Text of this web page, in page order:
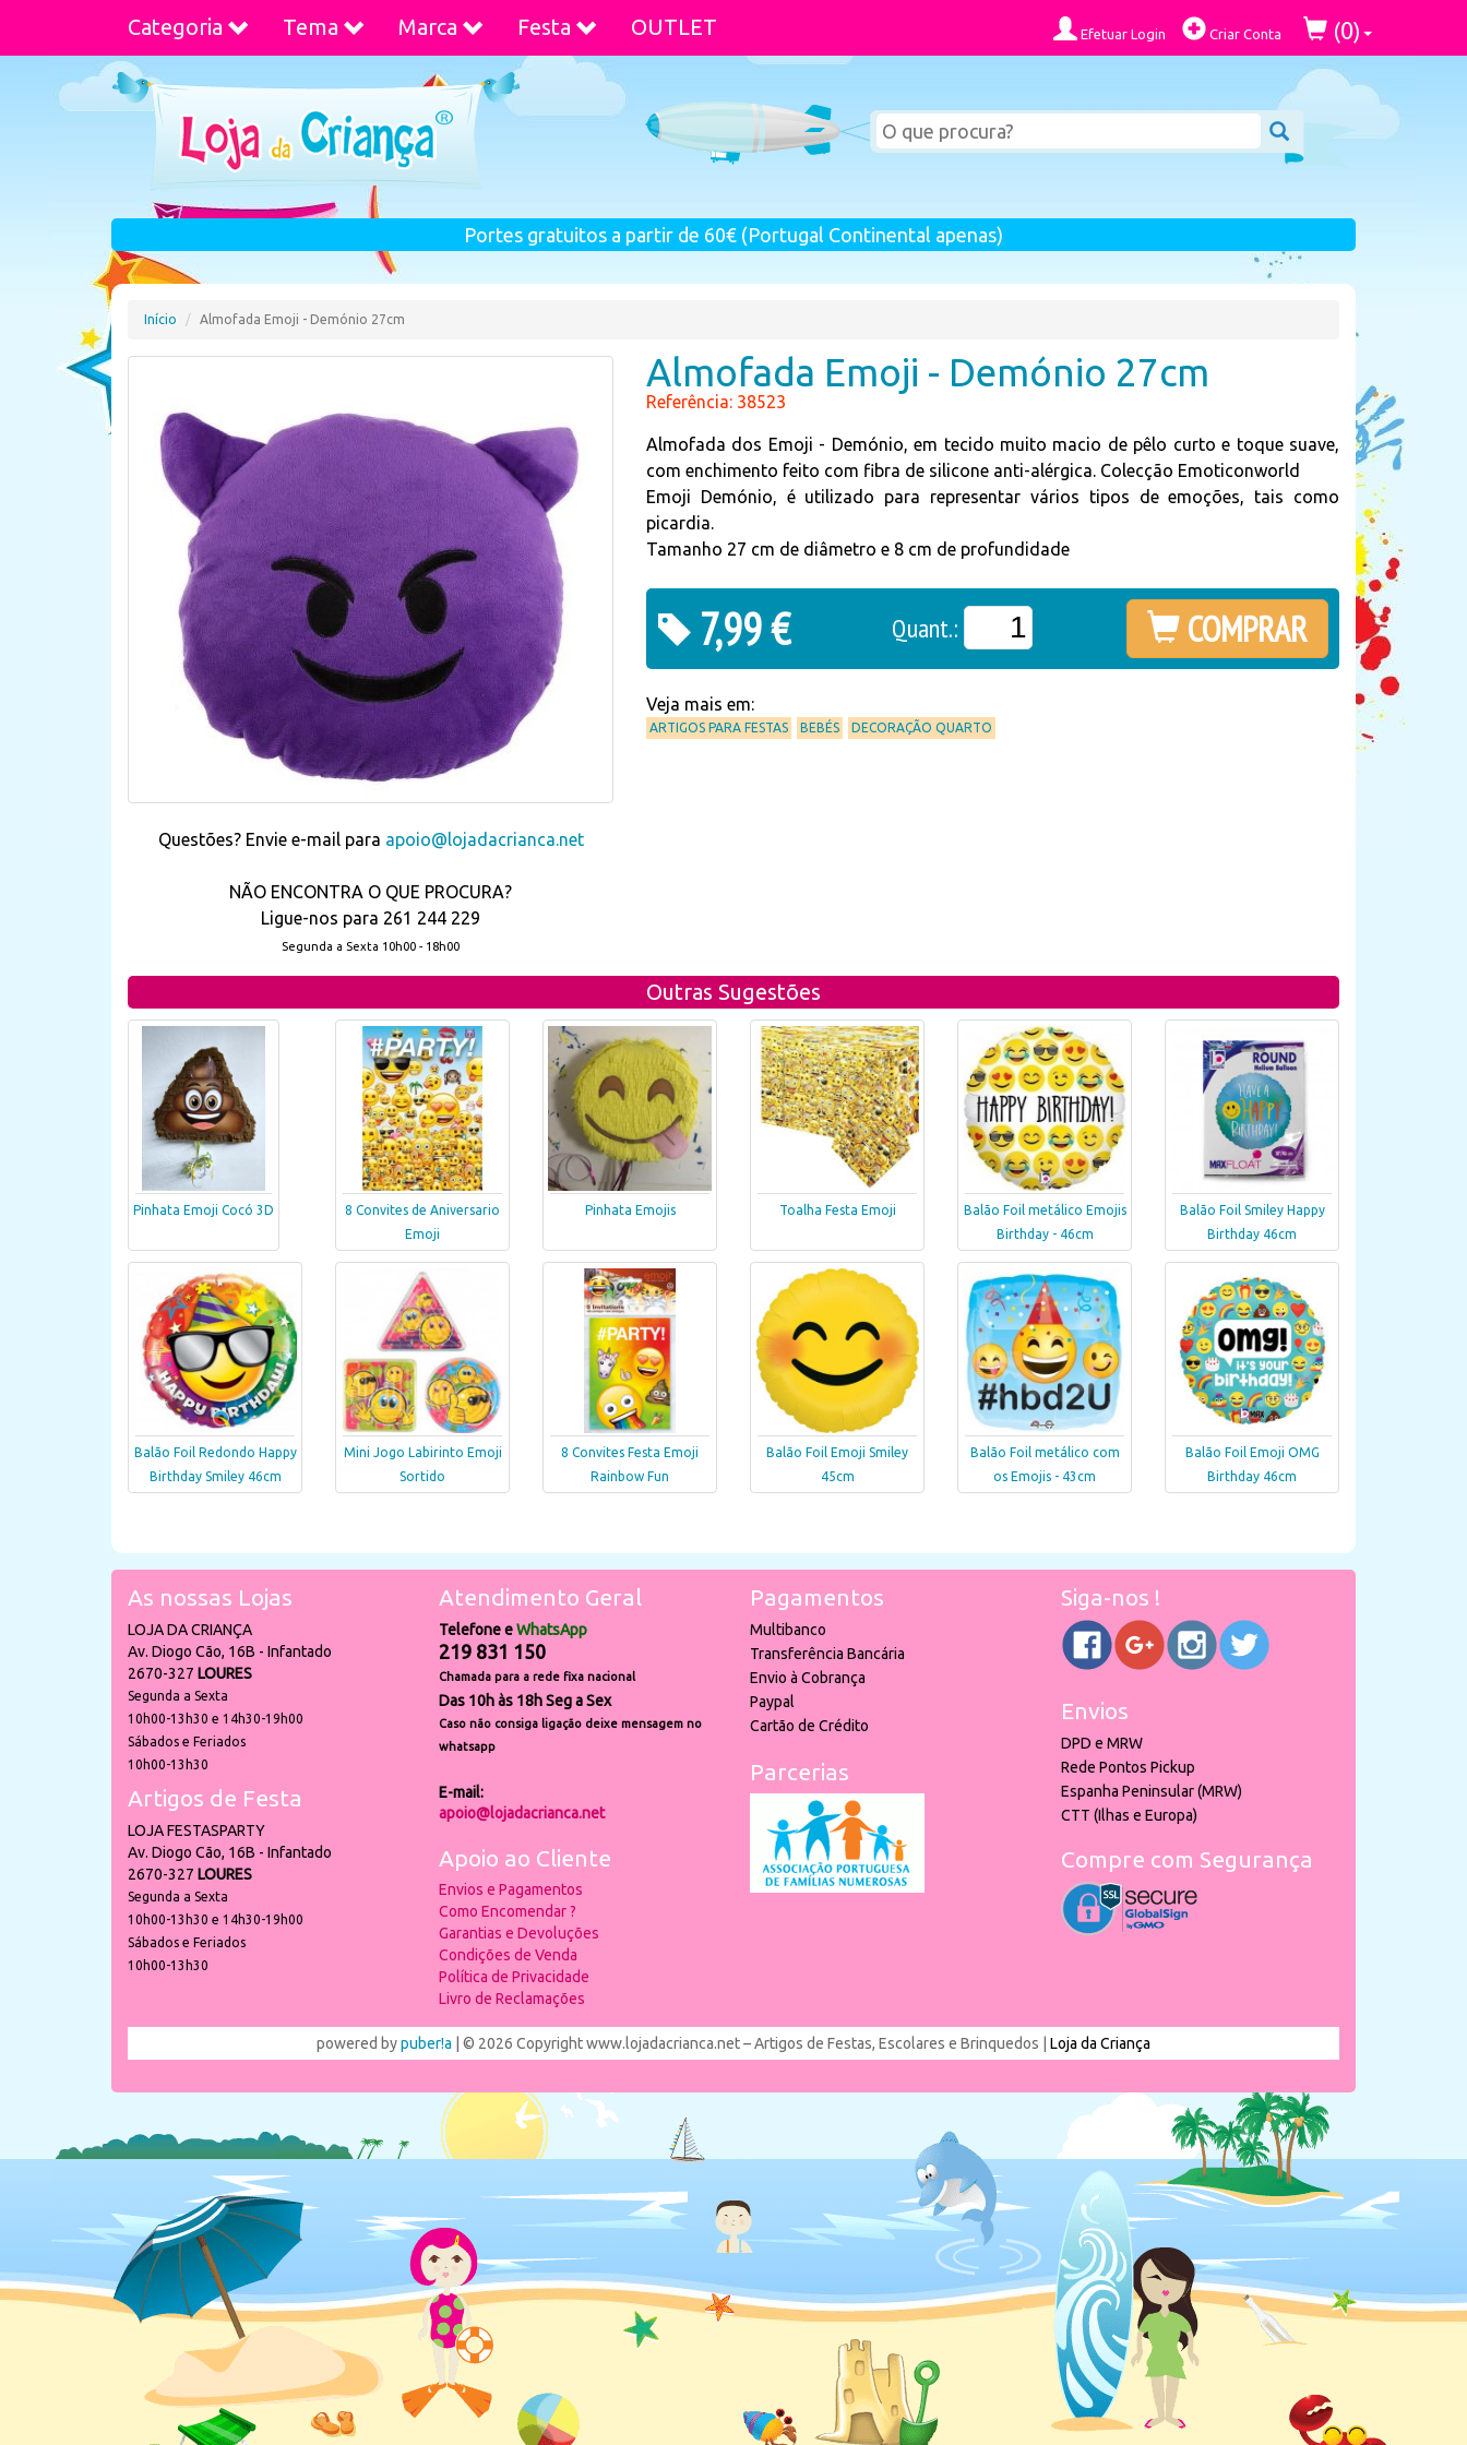
Categoria Tema Marca Festa OUTLET Efetuar Login Criar Conta (0)
Portes gratuitos a partir de 60€ (Portugal Continental apenas)
Início Almofada Emoji - Demónio 27cm
Questões? Envie e-mail para apoio@lojadacrianca.net
NÃO ENCONTRA O QUE PROCURA?
Ligue-nos para 261 244 229
Segunda a Sexta 10h00 - 18h00
Almofada Emoji - Demónio 27cm
Referência: 38523
Almofada dos Emoji - Demónio, em tecido muito macio de pêlo curto e toque suave,
com enchimento feito com fibra de silicone anti-alérgica. Colecção Emoticonworld
Emoji Demónio, é utilizado para representar vários tipos de emoções, tais como
picardia.
Tamanho 27 cm de diâmetro e 8 cm de profundidade
7,99 € Quant.: COMPRAR
Veja mais em:
ARTIGOS PARA FESTAS BEBÉS DECORAÇÃO QUARTO
Outras Sugestões
Pinhata Emoji Cocó 3D
8 Convites de Aniversario
Emoji
Pinhata Emojis Toalha Festa Emoji
Balão Foil metálico Emojis
Birthday - 46cm
Balão Foil Smiley Happy
Birthday 46cm
Balão Foil Redondo Happy
Birthday Smiley 46cm
Mini Jogo Labirinto Emoji
Sortido
8 Convites Festa Emoji
Rainbow Fun
Balão Foil Emoji Smiley
45cm
Balão Foil metálico com
os Emojis - 43cm
Balão Foil Emoji OMG
Birthday 46cm
As nossas Lojas
LOJA DA CRIANÇA
Av. Diogo Cão, 16B - Infantado
2670-327 LOURES
Segunda a Sexta
10h00-13h30 e 14h30-19h00
Sábados e Feriados
10h00-13h30
Artigos de Festa
LOJA FESTASPARTY
Av. Diogo Cão, 16B - Infantado
2670-327 LOURES
Segunda a Sexta
10h00-13h30 e 14h30-19h00
Sábados e Feriados
10h00-13h30
Atendimento Geral
Telefone eWhatsApp
219 831 150
Chamada para a rede fixa nacional
Das 10h às 18h Seg a Sex
Caso não consiga ligação deixe mensagem no
whatsapp
E-mail:
apoio@lojadacrianca.net
Apoio ao Cliente
Envios e Pagamentos
Como Encomendar ?
Garantias e Devoluções
Condições de Venda
Política de Privacidade
Livro de Reclamações
Pagamentos
Multibanco
Transferência Bancária
Envio à Cobrança
Paypal
Cartão de Crédito
Parcerias
Siga-nos !
Envios
DPD e MRW
Rede Pontos Pickup
Espanha Peninsular (MRW)
CTT (Ilhas e Europa)
Compre com Segurança
powered bypuber!a | © 2026 Copyright www.lojadacrianca.net – Artigos de Festas, Escolares e Brinquedos | Loja da Criança